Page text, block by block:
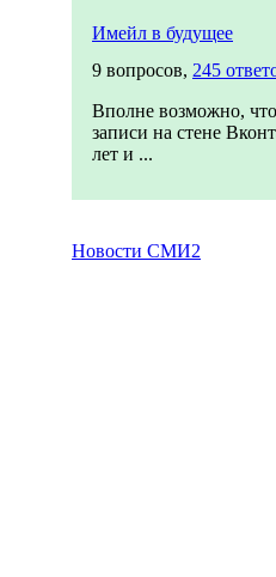
Имейл в будущее
9 вопросов, 245
Вполне возможно,
записи на стене
лет и ...
Новости СМИ2